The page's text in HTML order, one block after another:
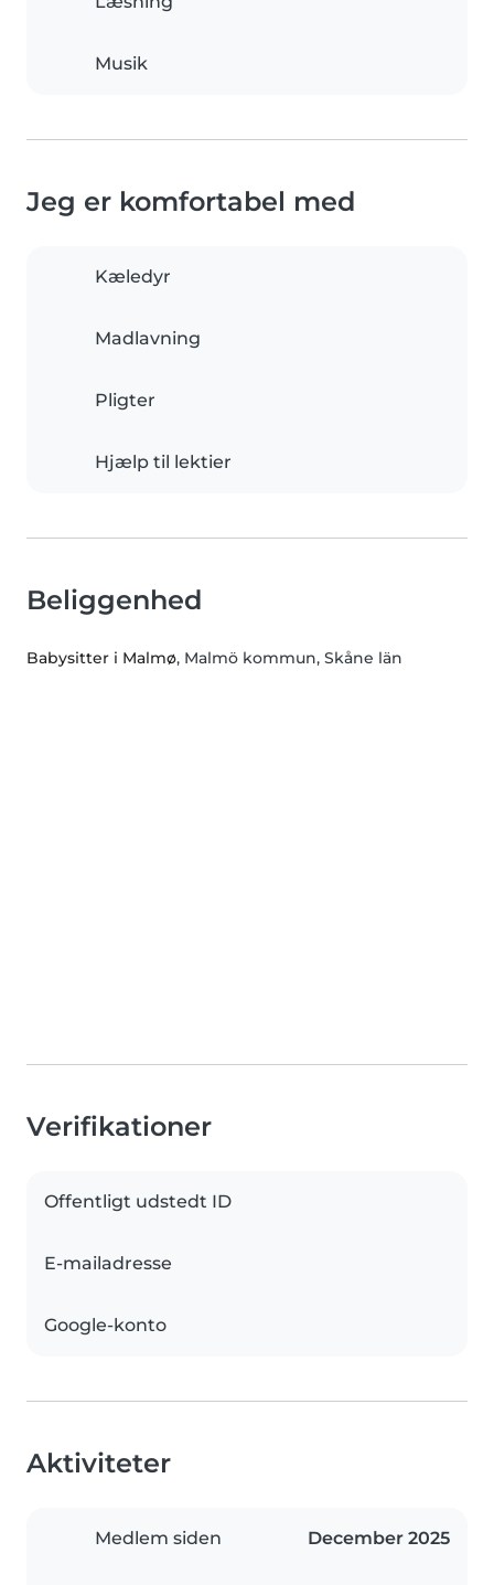
Musik
Jeg er komfortabel med
Kæledyr
Madlavning
Pligter
Hjælp til lektier
Beliggenhed
Babysitter i Malmø, Malmö kommun, Skåne län
Verifikationer
Offentligt udstedt ID
E-mailadresse
Google-konto
Aktiviteter
Medlem siden December 2025